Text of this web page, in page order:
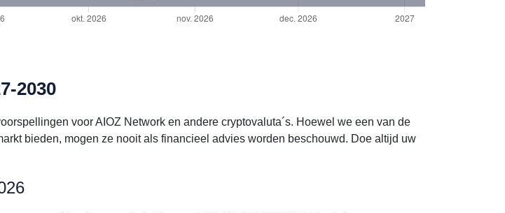
2030
voor AIOZ Network en andere cryptovaluta´s. Hoewel we een van de
bieden, mogen ze nooit als financieel advies worden beschouwd. Doe altijd uw